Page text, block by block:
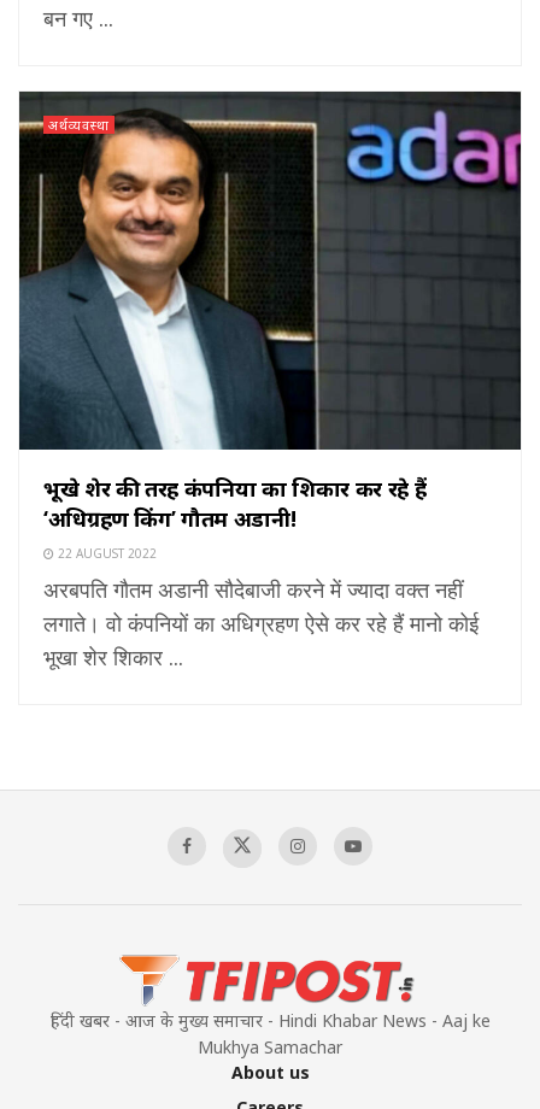
बन गए ...
अर्थव्यवस्था
भूखे शेर की तरह कंपनियों का शिकार कर रहे हैं
‘अधिग्रहण किंग’ गौतम अडानी!
22 AUGUST 2022
अरबपति गौतम अडानी सौदेबाजी करने में ज्यादा वक्त नहीं
लगाते। वो कंपनियों का अधिग्रहण ऐसे कर रहे हैं मानो कोई
भूखा शेर शिकार ...
हिंदी खबर - आज के मुख्य समाचार - Hindi Khabar News - Aaj ke
Mukhya Samachar
About us